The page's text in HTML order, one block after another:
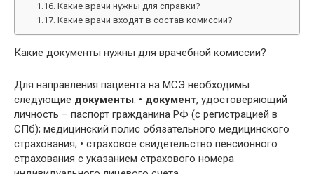
Какие врачи нужны для справки?
Какие врачи входят в состав комиссии?
Какие документы нужны для врачебной комиссии?
Для направления пациента на МСЭ необходимы
следующие документы: • документ, удостоверяющий
личность – паспорт гражданина РФ (с регистрацией в
СПб); медицинский полис обязательного медицинского
страхования; • страховое свидетельство пенсионного
страхования с указанием страхового номера